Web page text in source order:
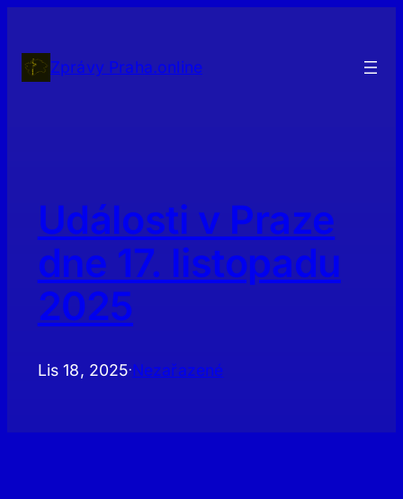
obsahZprávy Praha.online
Události v Praze
dne 17. listopadu
2025
Lis 18, 2025·Nezařazené